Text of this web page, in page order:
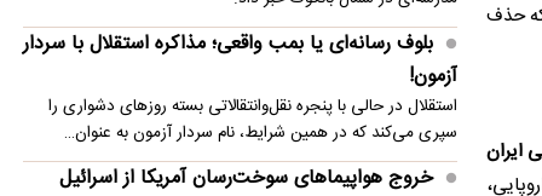
که حذف
ایران
را نخواهیم داد
بلوف رسانه‌ای یا بمب واقعی؛ مذاکره استقلال با سردار
آزمون!
استقلال در حالی با پنجره نقل‌وانتقالاتی بسته روزهای دشواری را
سپری می‌کند که در همین شرایط، نام سردار آزمون به عنوان…
خروج هواپیماهای سوخت‌رسان آمریکا از اسرائیل